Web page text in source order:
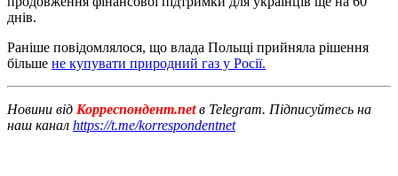
днів.
Раніше повідомлялося, що влада Польщі прийняла рішення
більше не купувати природний газ у Росії.
Новини від Корреспондент.netв Telegram. Підписуйтесь на
наш канал https://t.me/korrespondentnet